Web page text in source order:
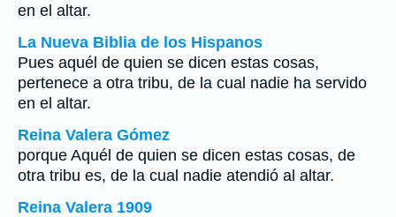
en el altar.
La Nueva Biblia de los Hispanos
Pues aquél de quien se dicen estas cosas,
pertenece a otra tribu, de la cual nadie ha servido
en el altar.
Reina Valera Gómez
porque Aquél de quien se dicen estas cosas, de
otra tribu es, de la cual nadie atendió al altar.
Reina Valera 1909